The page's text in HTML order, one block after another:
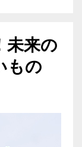
未来の
もの